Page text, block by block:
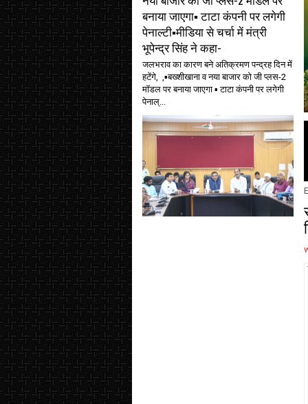
बनाया जाएगा▪️ टाटा कंपनी पर लगेगी
पेनाल्टी▪️मीडिया से चर्चा में मंत्री
भूपेन्द्र सिंह ने कहा-
जलभराव का कारण बने अतिक्रमण पन्द्रह दिन में
हटेंगे, ,▪️बख्शीखाना व नया बाजार को जी प्लस-2
मॉडल पर बनाया जाएगा ▪️ टाटा कंपनी पर लगेगी
पेनाल्...